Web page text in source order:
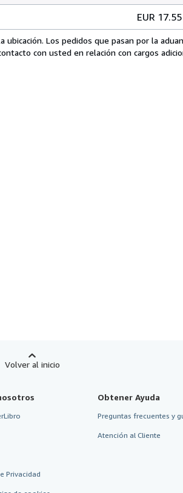
EUR 17.55
Los pedidos que pasan por la
con usted en relación con cargos
Volver al inicio
Privacidad
Obtener Ayuda
Preguntas frecuentes y
Atención al Cliente